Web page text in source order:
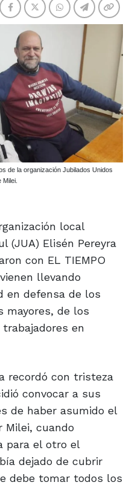
de la organización Jubilados Unidos
Milei.
local
(JUA) Elisén Pereyra
con EL TIEMPO
llevando
en defensa de los
mayores, de los
en
recordó con tristeza
convocar a sus
de haber asumido el
Milei, cuando
para el otro el
dejado de cubrir
debe tomar todos los